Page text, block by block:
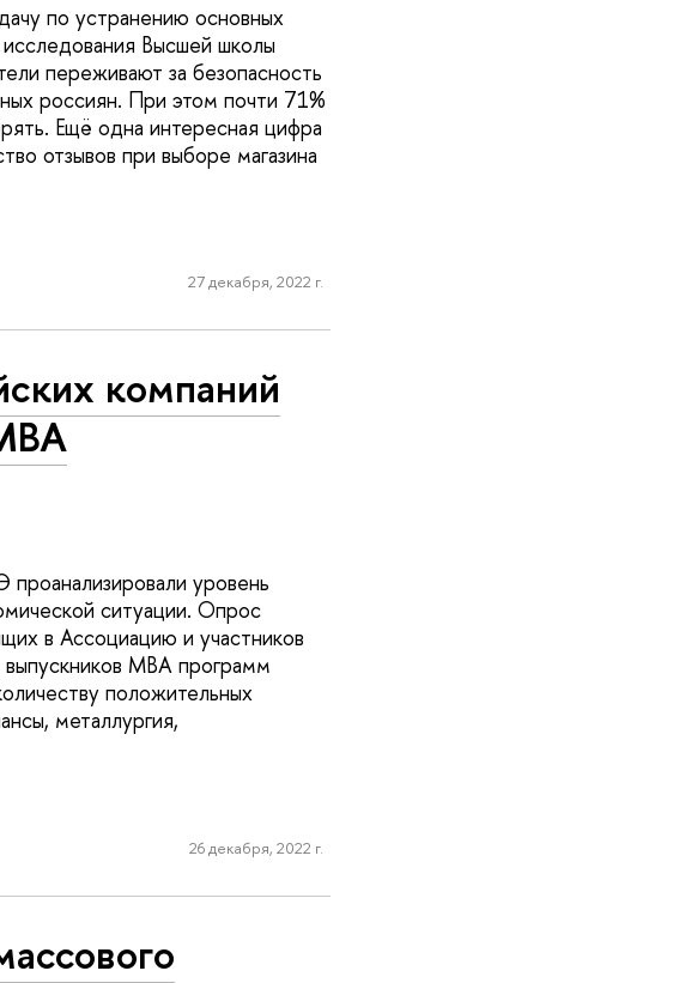
по устранению основных
Высшей школы
переживают за безопасность
россиян. При этом почти 71%
Ещё одна интересная цифра
отзывов при выборе магазина
27 декабря, 2022 г.
компаний
уровень
ситуации. Опрос
в Ассоциацию и участников
MBA программ
положительных
металлургия,
26 декабря, 2022 г.